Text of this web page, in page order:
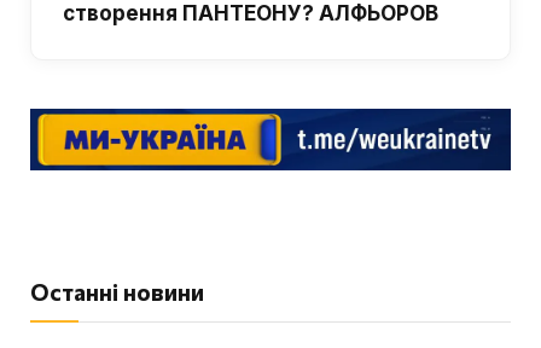
створення ПАНТЕОНУ? АЛФЬОРОВ
Останні новини